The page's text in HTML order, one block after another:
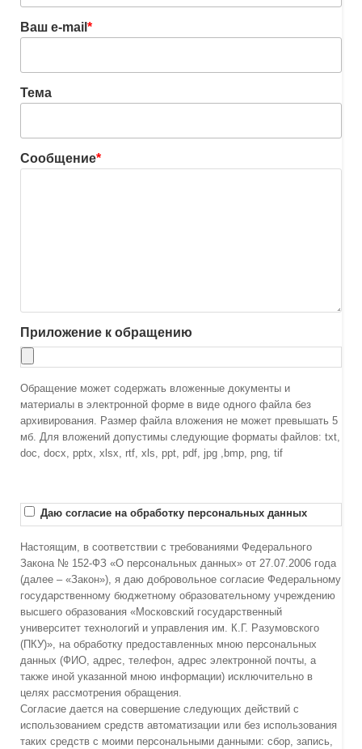
Ваш e-mail *
Тема
Сообщение*
Приложение к обращению
Обращение может содержать вложенные документы и
материалы в электронной форме в виде одного файла без
архивирования. Размер файла вложения не может превышать 5
мб. Для вложений допустимы следующие форматы файлов: txt,
doc, docx, pptx, xlsx, rtf, xls, ppt, pdf, jpg ,bmp, png, tif
Даю согласие на обработку персональных данных
Настоящим, в соответствии с требованиями Федерального
Закона № 152-ФЗ «О персональных данных» от 27.07.2006 года
(далее – «Закон»), я даю добровольное согласие Федеральному
государственному бюджетному образовательному учреждению
высшего образования «Московский государственный
университет технологий и управления им. К.Г. Разумовского
(ПКУ)», на обработку предоставленных мною персональных
данных (ФИО, адрес, телефон, адрес электронной почты, а
также иной указанной мною информации) исключительно в
целях рассмотрения обращения.
Согласие дается на совершение следующих действий с
использованием средств автоматизации или без использования
таких средств с моими персональными данными: сбор, запись,